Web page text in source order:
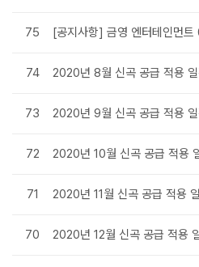
75 [공지사항] 금영 엔터테인먼
74 2020년 8월 신곡 공급 적용
73 2020년 9월 신곡 공급 적용
72 2020년 10월 신곡 공급 적용
71 2020년 11월 신곡 공급 적용
70 2020년 12월 신곡 공급 적용